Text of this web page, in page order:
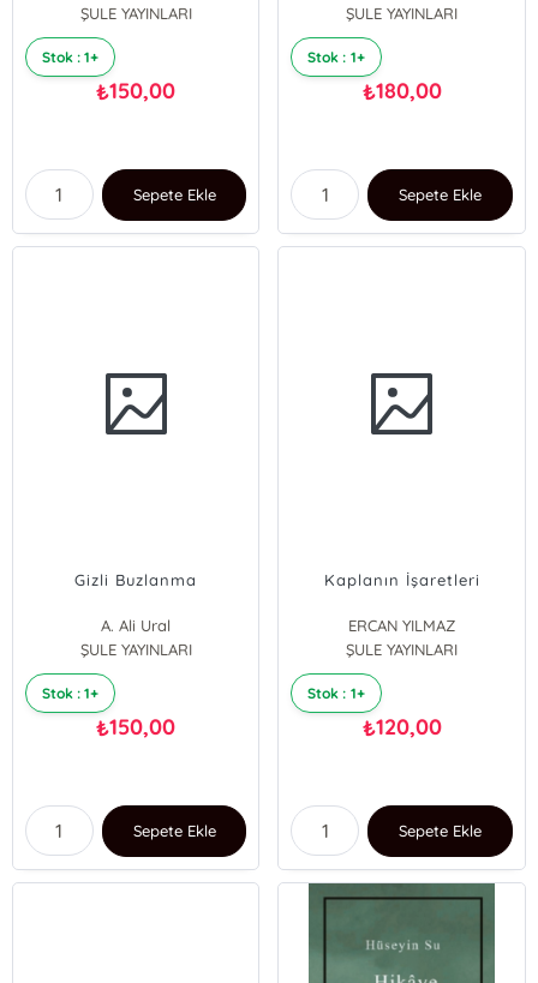
ŞULE YAYINLARI
Stok : 1+
₺150,00
Sepete Ekle
ŞULE YAYINLARI
Stok : 1+
₺180,00
Sepete Ekle
Gizli Buzlanma
A. Ali Ural
ŞULE YAYINLARI
Stok : 1+
₺150,00
Sepete Ekle
Kaplanın İşaretleri
ERCAN YILMAZ
ŞULE YAYINLARI
Stok : 1+
₺120,00
Sepete Ekle